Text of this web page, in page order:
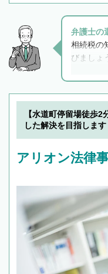
弁護士の
相続税の
びましょ
と他士
解決のみ
できます
でフィー
で複数の
【水道町停留場徒歩
した解決を目指します
アリオン法律